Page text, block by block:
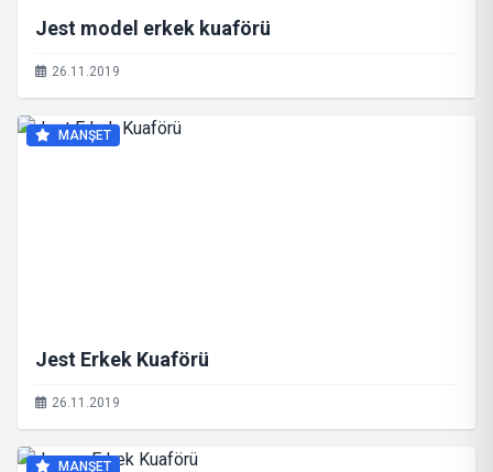
Jest model erkek kuaförü
26.11.2019
MANŞET
Jest Erkek Kuaförü
26.11.2019
MANŞET